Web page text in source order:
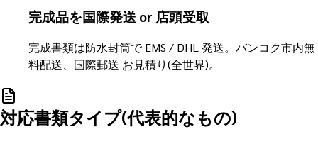
完成品を国際発送 or 店頭受取
完成書類は防水封筒で EMS / DHL 発送。バンコク市内無
料配送、国際郵送 お見積り(全世界)。
対応書類タイプ(代表的なもの)